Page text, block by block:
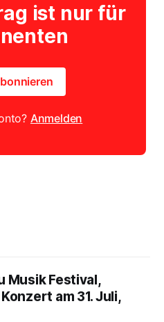
ist nur für
Anmelden
Musik Festival,
am 31. Juli,